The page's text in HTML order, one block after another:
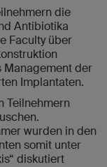
die
Antibiotika
Faculty über
Management der
Implantaten.
Teilnehmern
wurden in den
somit unter
diskutiert